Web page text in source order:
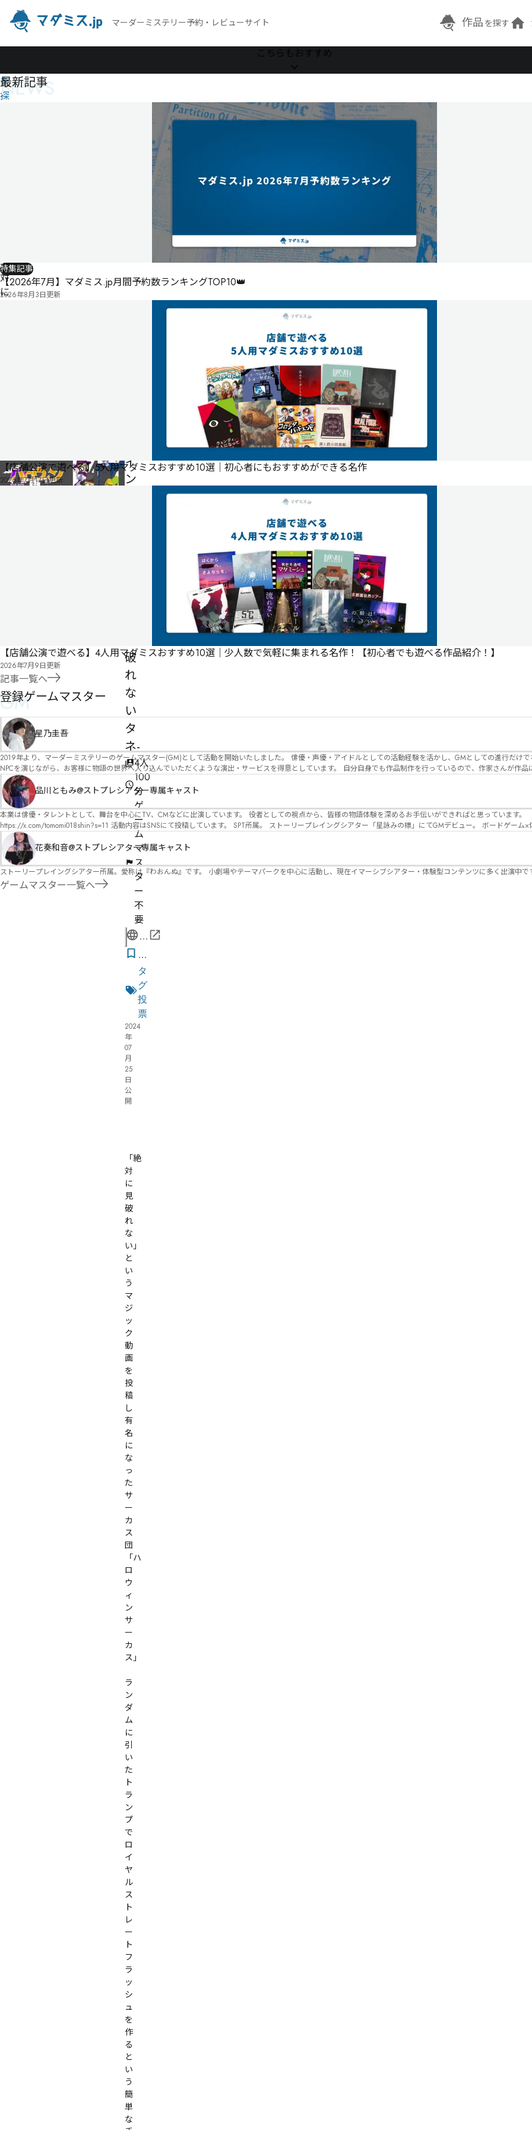
マーダーミステリー予約・レビューサイト 作品 を探す
を
探
-絶
対
に
ィ
ン
破
れ
な
い
タ
ネ-
4人
100
分
ゲ
ー
ム
マ
ス
タ
ー
不
要
公
ペ
ー
ジ
気
に
な
る
リ
ス
タ
グ
投
票
2024
年
07
月
25
日
公
開
「絶
対
に
見
破
れ
な
い」
と
い
う
マ
ジ
ッ
ク
動
画
を
投
稿
し
有
名
に
な
っ
た
サ
ー
カ
ス
団
「ハ
ロ
ウ
ィ
ン
サ
ー
カ
ス」
ラ
ン
ダ
ム
に
引
い
た
ト
ラ
ン
プ
で
ロ
イ
ヤ
ル
ス
ト
レ
ー
ト
フ
ラ
ッ
シ
ュ
を
作
る
と
い
う
簡
単
な
こちらもおすすめ
NEWS
最新記事
特集記事
【2026年7月】マダミス.jp月間予約数ランキングTOP10👑
2026年8月3日更新
【店舗公演で遊べる】5人用マダミスおすすめ10選｜初心者にもおすすめができる名作
2026年7月17日更新
【店舗公演で遊べる】4人用マダミスおすすめ10選｜少人数で気軽に集まれる名作！【初心者でも遊べる作品紹介！】
2026年7月9日更新
記事一覧へ
GM
登録ゲームマスター
星乃圭吾
2019年より、マーダーミステリーのゲームマスター(GM)として活動を開始いたしました。 俳優・声優・アイドルとしての活動経験を活かし、GMとしての進行だけでなく、作品内の
NPCを演じながら、お客様に物語の世界へ入り込んでいただくような演出・サービスを得意としています。 自分自身でも作品制作を行っているので、作家さんが作品に込めた想いや意
図を大切にしながら、その作品の魅力をお客様に届けられるような公演を心がけています。 参加してくださる皆様がどんなエンディングを迎えるのか、どんな物語が生まれるのかを想
像しながら、公演を進めていく時間が本当に大好きです！ 対応可能作品は、オフライン（対面）作品のみとなります。 得意分野をひとつ挙げるなら恋愛もの（恋愛要素を含むシナリ
オ）ですが、ファンタジー、デスゲーム、青春ものなど、ジャンルを問わず幅広く対応可能です！お任せください！ 《所属団体・店舗》 ★ Lanbelysma -ランビリズマ- (代表・制作・
GM) ★ ストーリープレイングシアター (GM) ★ フィネガンズ ウェイク (GM)
品川ともみ@ストプレシアター専属キャスト
本業は俳優・タレントとして、舞台を中心にTV、CMなどに出演しています。 役者としての視点から、皆様の物語体験を深めるお手伝いができればと思っています。
https://x.com/tomomi018shin?s=11 活動内容はSNSにて投稿しています。 SPT所属。 ストーリープレイングシアター「星詠みの標」にてGMデビュー。 ボードゲーム×体感型演劇 イマ
ーシブカフェ「コアクト」(不定期開催)出演中。
花奏和音@ストプレシアター専属キャスト
ストーリープレイングシアター所属。愛称は『わおんぬ』です。 小劇場やテーマパークを中心に活動し、現在イマーシブシアター・体験型コンテンツに多く出演中で
ゲームマスター一覧へ